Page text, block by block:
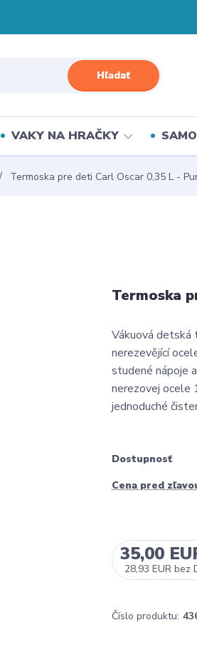
Hľadať
VAKY NA HRAČKY
Termoska pre deti Carl Oscar 0,35 L -
Termoska
Vákuová detská
nerezevějící
studené nápoje
nerezovej ocele
jednoduché
Dostupnosť
Cena pred
35,00
28,93 EUR bez
Číslo produktu: